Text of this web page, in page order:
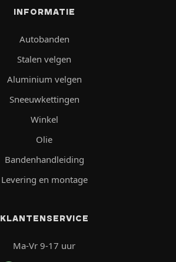
INFORMATIE
Autobanden
Stalen velgen
Aluminium velgen
Sneeuwkettingen
Winkel
Olie
Bandenhandleiding
Levering en montage
KLANTENSERVICE
Ma-Vr 9-17 uur